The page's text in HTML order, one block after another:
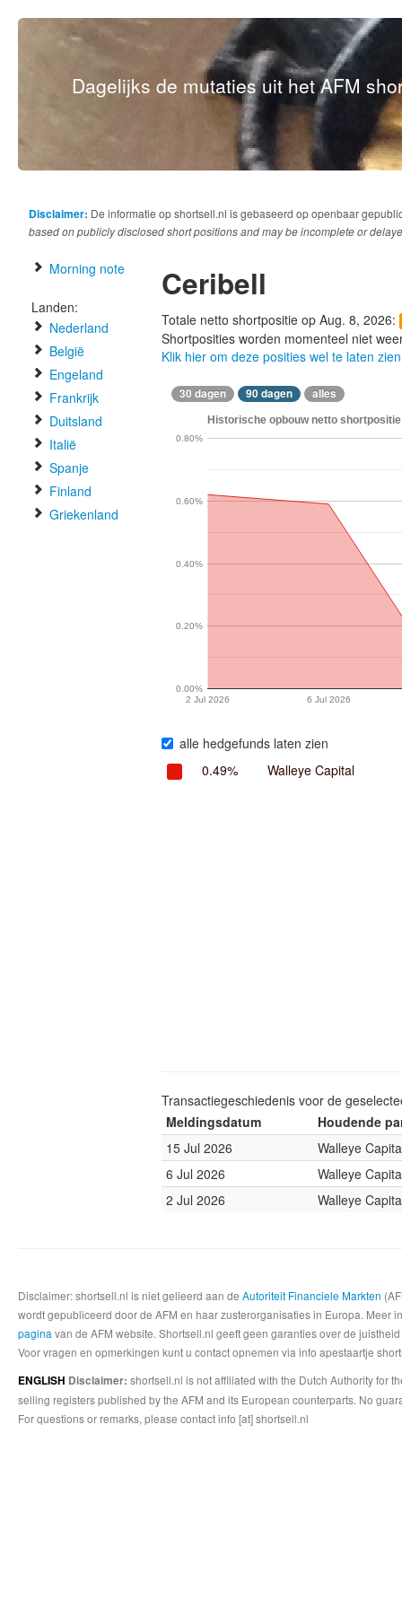
Dagelijks de mutaties uit het AFM
Disclaimer: De informatie op shortsell.nl is gebaseerd op openbaar
based on publicly disclosed short positions and may be incomplete or
Morning note
Landen:
Nederland
België
Engeland
Frankrijk
Duitsland
Italië
Spanje
Finland
Griekenland
Ceribell
Totale netto shortpositie op Aug. 8, 2026:
Shortposities worden momenteel niet
Klik hier om deze posities wel te laten zien
30 dagen 90 dagen alles
Historische opbouw netto
2 Jul 2026 6 Jul 2026
0.00%
0.20%
0.40%
0.60%
0.80%
alle hedgefunds laten zien
0.49%
Walleye Capital
Transactiegeschiedenis voor de
Meldingsdatum
Houdende
15 Jul 2026
Walleye
6 Jul 2026
Walleye
2 Jul 2026
Walleye
Disclaimer: shortsell.nl is niet gelieerd aan de Autoriteit Financiele Markten
wordt gepubliceerd door de AFM en haar zusterorganisaties in Europa.
pagina van de AFM website. Shortsell.nl geeft geen garanties over de
Voor vragen en opmerkingen kunt u contact opnemen via info apestaartje
ENGLISH Disclaimer: shortsell.nl is not affiliated with the Dutch Authority for
selling registers published by the AFM and its European counterparts. No
For questions or remarks, please contact info [at] shortsell.nl